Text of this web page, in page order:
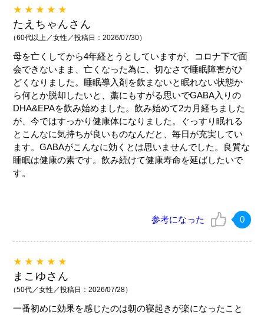
★★★★★
たえちゃんさん
（60代以上／女性／投稿日：2026/07/30）
母を亡くしてから4年経とうとしていますが、コロナ下で面
会できないまま、亡くなった為に、切なさで睡眠障害がひ
どくなりました。睡眠導入剤を飲まないと眠れない状態か
ら何とか脱却したいと、藁にもすがる思いでGABA入りの
DHA&EPAを飲み始めました。飲み始めて2カ月経ちました
が、今ではすっかり健康体になりました。ぐっすり眠れる
とこんなに気持ちが良いものなんだと、毎日が充実してい
ます。GABAがこんなに効くとは思いませんでした。良質な
睡眠は健康の素です。飲み続けて健康寿命を延ばしたいで
す。
参考になった 0
★★★★★
まこゆさん
（50代／女性／投稿日：2026/07/28）
一番初めに効果を感じたのは朝の寝起きが楽になったこと